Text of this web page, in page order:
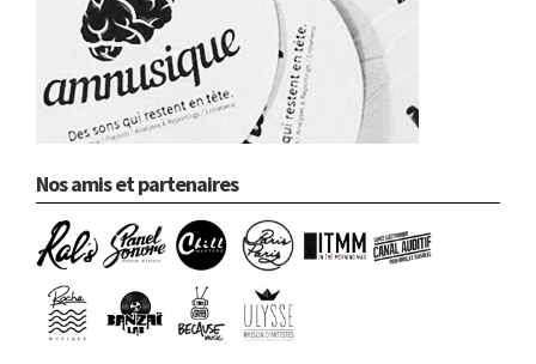
Nos amis et partenaires